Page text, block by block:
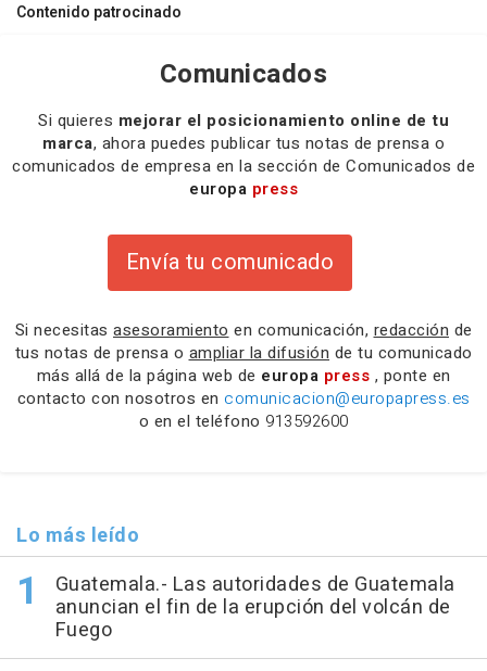
Contenido patrocinado
Comunicados
Si quieres mejorar el posicionamiento online de tu
marca, ahora puedes publicar tus notas de prensa o
comunicados de empresa en la sección de Comunicados de
europa press
Envía tu comunicado
Si necesitas asesoramiento en comunicación, redacción de
tus notas de prensa o ampliar la difusión de tu comunicado
más allá de la página web de europa press , ponte en
contacto con nosotros en comunicacion@europapress.es
o en el teléfono 913592600
Lo más leído
Guatemala.- Las autoridades de Guatemala
anuncian el fin de la erupción del volcán de
Fuego